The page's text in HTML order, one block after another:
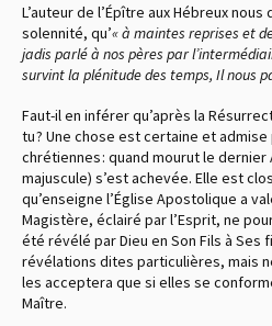
L’auteur de l’Épître aux Hébreux
solennité, qu’« à maintes reprises et
jadis parlé à nos pères par
survint la plénitude des temps, Il nous
Faut-il en inférer qu’après la
tu ? Une chose est certaine et
chrétiennes : quand mourut le
majuscule) s’est achevée. Elle est
qu’enseigne l’Église Apostolique a
Magistère, éclairé par l’Esprit, ne
été révélé par Dieu en Son Fils à
révélations dites particulières, mais
les acceptera que si elles se
Maître.